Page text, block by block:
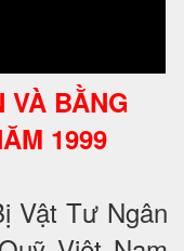
VÀ BẰNG
1999
Vật Tư Ngân